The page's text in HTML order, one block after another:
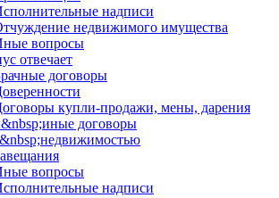
надписи
недвижимого имущества
вопросы
отвечает
договоры
купли-продажи, мены, дарения
договоры
вопросы
надписи